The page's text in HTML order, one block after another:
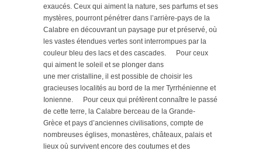
exaucés. Ceux qui aiment la nature, ses parfums et ses
mystères, pourront pénétrer dans l’arrière-pays de la
Calabre en découvrant un paysage pur et préservé, où
les vastes étendues vertes sont interrompues par la
couleur bleu des lacs et des cascades. Pour ceux
qui aiment le soleil et se plonger dans
une mer cristalline, il est possible de choisir les
gracieuses localités au bord de la mer Tyrrhénienne et
Ionienne. Pour ceux qui préfèrent connaître le passé
de cette terre, la Calabre berceau de la Grande-
Grèce et pays d’anciennes civilisations, compte de
nombreuses églises, monastères, châteaux, palais et
lieux où survivent encore des coutumes et des